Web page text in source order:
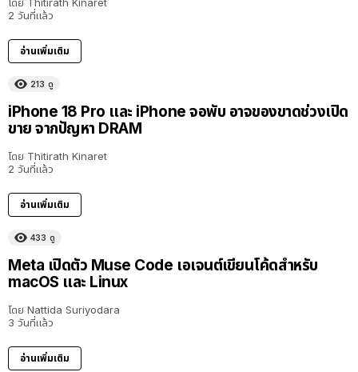
2 วันที่แล้ว
อ่านเพิ่มเติม
213 ดู
iPhone 18 Pro และ iPhone จอพับ อาจของขาดช่วงเปิด
ขาย จากปัญหา DRAM
โดย Thitirath Kinaret
2 วันที่แล้ว
อ่านเพิ่มเติม
433 ดู
Meta เปิดตัว Muse Code เอเจนต์เขียนโค้ดสำหรับ
macOS และ Linux
โดย Nattida Suriyodara
3 วันที่แล้ว
อ่านเพิ่มเติม